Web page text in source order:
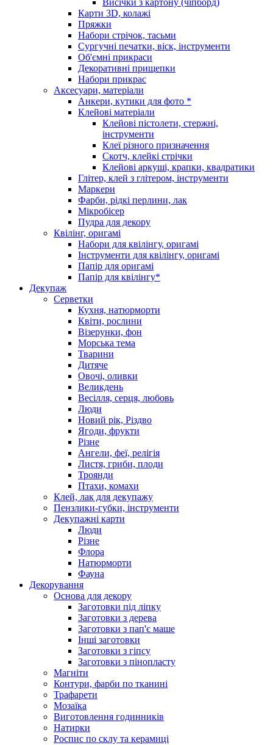
Карти 3D, колажі
Пряжки
Набори стрічок, тасьми
Сургучні печатки, віск, інструменти
Об'ємні прикраси
Декоративні прищепки
Набори прикрас
Аксесуари, матеріали
Анкери, кутики для фото *
Клейові матеріали
Клейові пістолети, стержні,
інструменти
Клеї різного призначення
Скотч, клейкі стрічки
Клейові аркуші, крапки, квадратики
Глітер, клей з глітером, інструменти
Маркери
Фарби, рідкі перлини, лак
Мікробісер
Пудра для декору
Квілінг, оригамі
Набори для квілінгу, оригамі
Інструменти для квілінгу, оригамі
Папір для оригамі
Папір для квілінгу*
Декупаж
Серветки
Кухня, натюрморти
Квіти, рослини
Візерунки, фон
Морська тема
Тварини
Дитяче
Овочі, оливки
Великдень
Весілля, серця, любовь
Люди
Новий рік, Різдво
Ягоди, фрукти
Різне
Ангели, феї, релігія
Листя, гриби, плоди
Троянди
Птахи, комахи
Клей, лак для декупажу
Пензлики-губки, інструменти
Декупажні карти
Люди
Різне
Флора
Натюрморти
Фауна
Декорування
Основа для декору
Заготовки під ліпку
Заготовки з дерева
Заготовки з пап'є маше
Інші заготовки
Заготовки з гіпсу
Заготовки з пінопласту
Магніти
Контури, фарби по тканині
Трафарети
Мозаїка
Виготовлення годинників
Натирки
Роспис по склу та керамиці